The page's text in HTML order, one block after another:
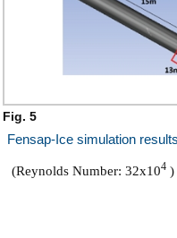
Fig. 5
Fensap-Ice simulation results
(Reynolds Number: 32x104 )